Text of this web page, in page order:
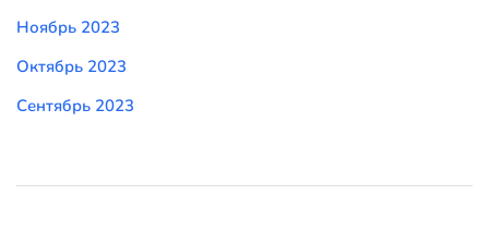
Ноябрь 2023
Октябрь 2023
Сентябрь 2023